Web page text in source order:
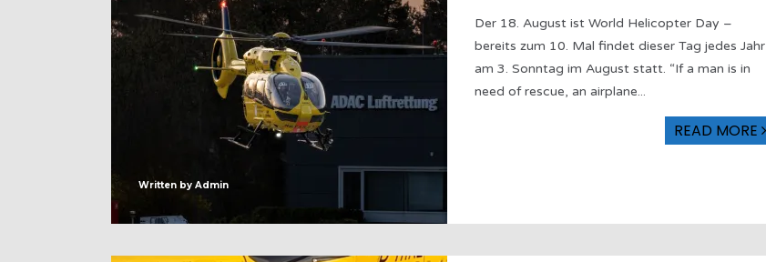
Written by Admin
Der 18. August ist World Helicopter Day –
bereits zum 10. Mal findet dieser Tag jedes Jahr
am 3. Sonntag im August statt. “If a man is in
need of rescue, an airplane...
READ MORE